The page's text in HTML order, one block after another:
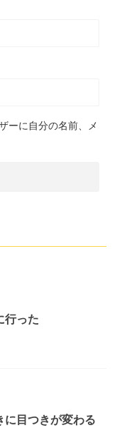
ーに自分の名前、メ
行った
に目つきが変わる